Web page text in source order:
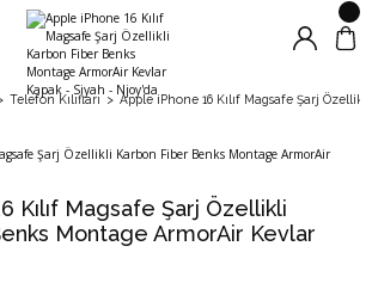
Telefon Kılıfları Apple iPhone 16 Kılıf Magsafe Şarj
Kılıf Magsafe Şarj Özellikli
Montage ArmorAir Kevlar